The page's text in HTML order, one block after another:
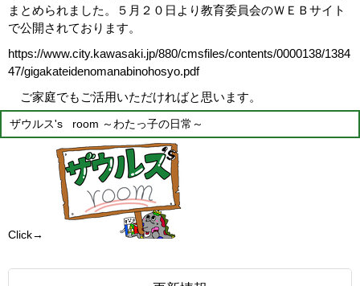
まとめられました。５月２０日より教育委員会のＷＥＢサイト
で公開されております。
https://www.city.kawasaki.jp/880/cmsfiles/contents/0000138/1384
47/gigakateidenomanabinohosyo.pdf
ご家庭でもご活用いただければと思います。
ザウルス's room ～わたっ子の日常～
Click→